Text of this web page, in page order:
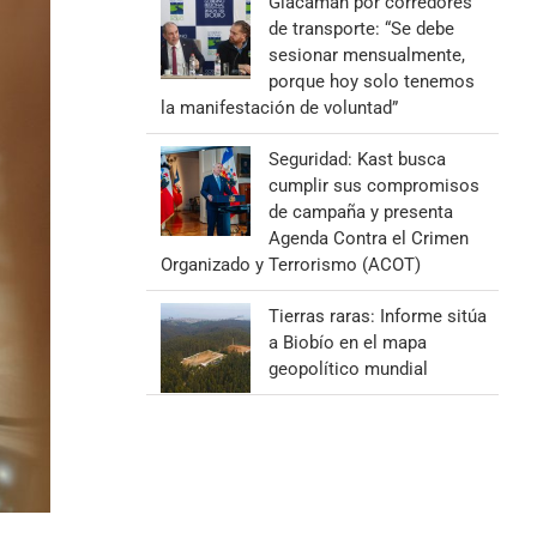
de transporte: “Se debe
sesionar mensualmente,
porque hoy solo tenemos
la manifestación de voluntad”
Seguridad: Kast busca
cumplir sus compromisos
de campaña y presenta
Agenda Contra el Crimen
Organizado y Terrorismo (ACOT)
Tierras raras: Informe sitúa
a Biobío en el mapa
geopolítico mundial